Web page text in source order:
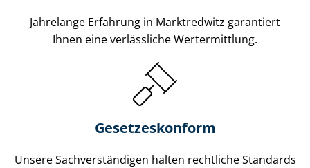
Jahrelange Erfahrung in Marktredwitz garantiert
Ihnen eine verlässliche Wertermittlung.
Gesetzes­konform
Unsere Sach­ver­stän­di­gen halten rechtliche Standards